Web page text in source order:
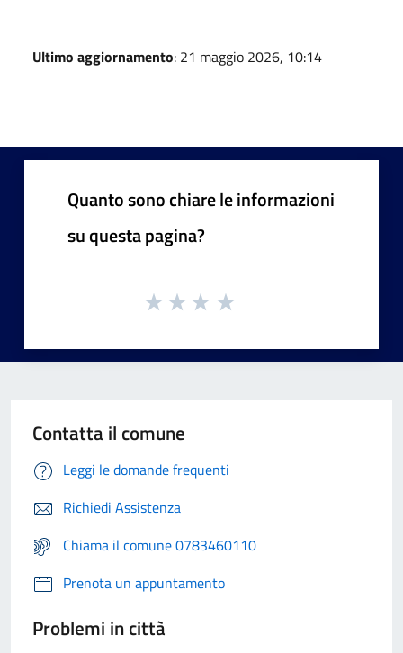
Ultimo aggiornamento: 21 maggio 2026, 10:14
Quanto sono chiare le informazioni
su questa pagina?
Contatta il comune
Leggi le domande frequenti
Richiedi Assistenza
Chiama il comune 0783460110
Prenota un appuntamento
Problemi in città